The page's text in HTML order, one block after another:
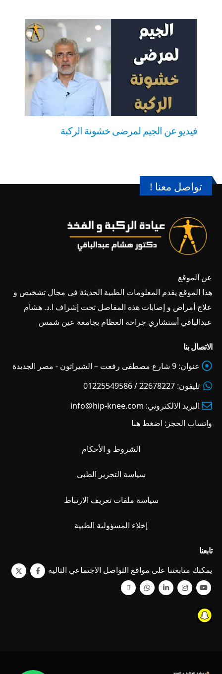
فيديو عن الجيم لمرضى خشونة الركبة
تواصل معنا !
عن الموقع
هذا الموقع يقدم المعلومات الطبية الحديثة فى مجال تشخيص و
علاج أمراض و إصابات هذه المفاصل تحت إشراف ا.د. هشام
عبدالباقي أستشاري جراحة العظام بجامعة عين شمس
الاتصال بنا
عنوان: 9 شارع مصطفى رفعت – الشيراتون - مصر الجديدة
تليفون: 22678227 / 01225549586
البريد الالكتروني: info@hip-knee.com
واتساب الحجز: اضغط هنا
الشروط و الأحكام
سياسة التحرير الطبي
سياسة ملفات تعريف الارتباط
إخلاء المسؤولية الطبية
تابعنا
يمكنك متابعتنا على مواقع التواصل الاجتماعي التاليه